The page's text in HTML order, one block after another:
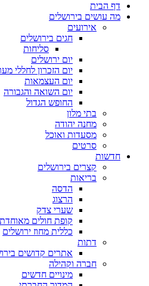
דף הבית
מה עושים בירושלים
אירועים
חגים בירושלים
סליחות
יום ירושלים
יום הזכרון לחללי
יום העצמאות
יום השואה והגבורה
החופש הגדול
בתי מלון
מחנה יהודה
מסעדות ואוכל
סרטים
חדשות
קצרים בירושלים
בריאות
הדסה
הרצוג
שערי צדק
קופת חולים מאוחדת
כללית מחוז ירושלים
דתות
אתרים קדושים
חברה וקהילה
מינויים חדשים